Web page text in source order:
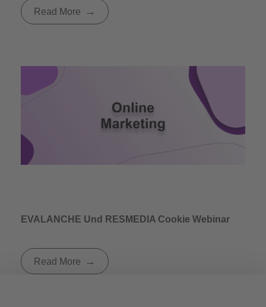
Read More
EVALANCHE Und RESMEDIA Cookie Webinar
Read More